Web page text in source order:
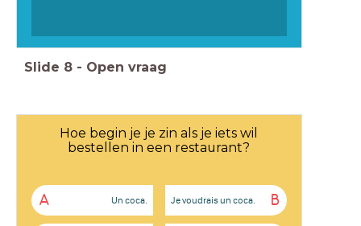
Slide 8 - Open vraag
Hoe begin je je zin als je iets wil
bestellen in een restaurant?
A Un coca. B
Je voudrais un coca.